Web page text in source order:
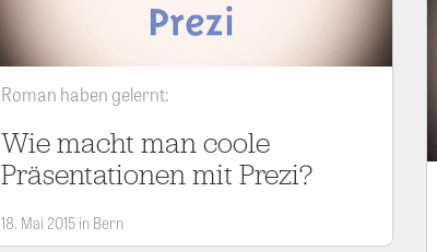
Roman haben gelernt:
Wie macht man coole
Präsentationen mit Prezi?
18. Mai 2015 in Bern